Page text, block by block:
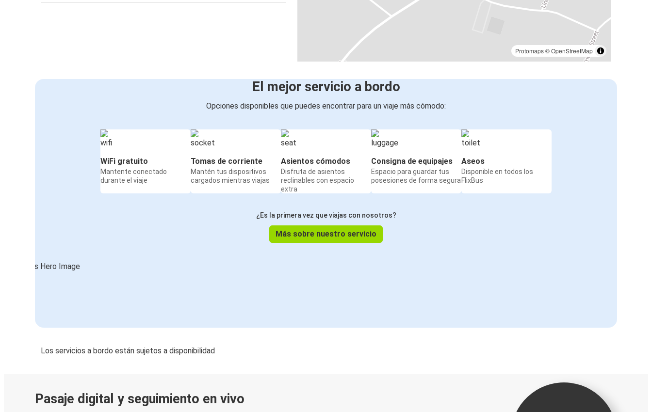
Protomaps©OpenStreetMap
El mejor servicio a bordo
Opciones disponibles que puedes encontrar para un viaje más cómodo:
WiFi gratuito
Mantente conectado
durante el viaje
Tomas de corriente
Mantén tus dispositivos
cargados mientras viajas
Asientos cómodos
Disfruta de asientos
reclinables con espacio
extra
Consigna de equipajes
Espacio para guardar tus
posesiones de forma segura
Aseos
Disponible en todos los
FlixBus
¿Es la primera vez que viajas con nosotros?
Más sobre nuestro servicio
Los servicios a bordo están sujetos a disponibilidad
Pasaje digital y seguimiento en vivo